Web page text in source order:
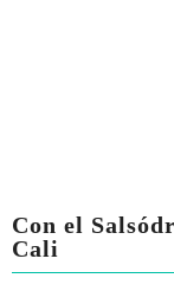
Con el
Cali